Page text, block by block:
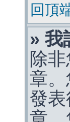
回頂
» 我
除
章。
發